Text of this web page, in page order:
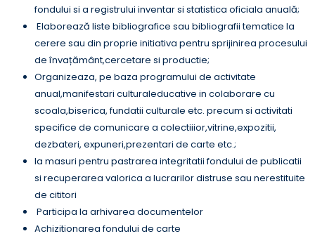
fondului si a registrului inventar si statistica oficiala anuală;
Elaborează liste bibliografice sau bibliografii tematice la
cerere sau din proprie initiativa pentru sprijinirea procesului
de învațământ,cercetare si productie;
Organizeaza, pe baza programului de activitate
anual,manifestari culturaleducative in colaborare cu
scoala,biserica, fundatii culturale etc. precum si activitati
specifice de comunicare a colectiiior,vitrine,expozitii,
dezbateri, expuneri,prezentari de carte etc.;
Ia masuri pentru pastrarea integritatii fondului de publicatii
si recuperarea valorica a lucrarilor distruse sau nerestituite
de cititori
Participa la arhivarea documentelor
Achizitionarea fondului de carte